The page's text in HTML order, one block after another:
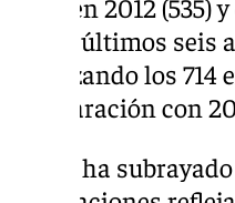
en los últimos seis
alcanzando los 714
comparación con
Barón ha